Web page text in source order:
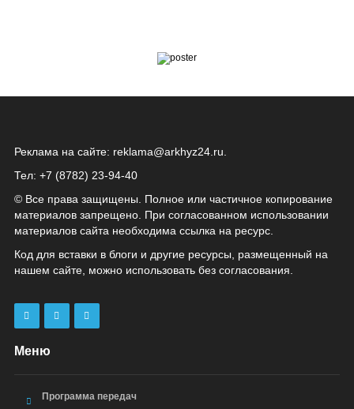
Реклама на сайте: reklama@arkhyz24.ru
Тел: +7 (8782) 23‑94‑40
© Все права защищены. Полное или частичное копирование
материалов запрещено. При согласованном использовании
материалов сайта необходима ссылка на ресурс.
Код для вставки в блоги и другие ресурсы, размещенный на
нашем сайте, можно использовать без согласования.
Меню
Программа передач